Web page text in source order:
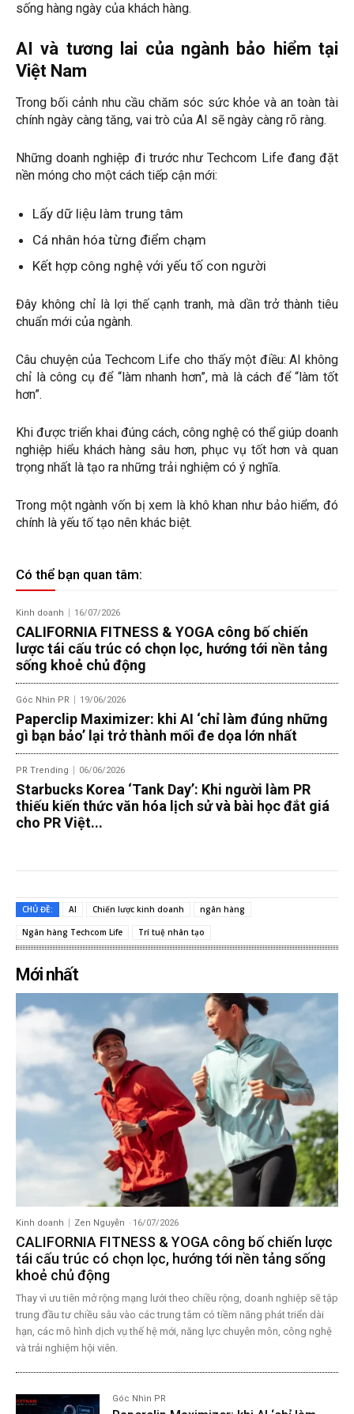
sống hàng ngày của khách hàng.
AI và tương lai của ngành bảo hiểm tại
Việt Nam
Trong bối cảnh nhu cầu chăm sóc sức khỏe và an toàn tài
chính ngày càng tăng, vai trò của AI sẽ ngày càng rõ ràng.
Những doanh nghiệp đi trước như Techcom Life đang đặt
nền móng cho một cách tiếp cận mới:
Lấy dữ liệu làm trung tâm
Cá nhân hóa từng điểm chạm
Kết hợp công nghệ với yếu tố con người
Đây không chỉ là lợi thế cạnh tranh, mà dần trở thành tiêu
chuẩn mới của ngành.
Câu chuyện của Techcom Life cho thấy một điều: AI không
chỉ là công cụ để “làm nhanh hơn”, mà là cách để “làm tốt
hơn”.
Khi được triển khai đúng cách, công nghệ có thể giúp doanh
nghiệp hiểu khách hàng sâu hơn, phục vụ tốt hơn và quan
trọng nhất là tạo ra những trải nghiệm có ý nghĩa.
Trong một ngành vốn bị xem là khô khan như bảo hiểm, đó
chính là yếu tố tạo nên khác biệt.
Có thể bạn quan tâm:
Kinh doanh 16/07/2026
CALIFORNIA FITNESS & YOGA công bố chiến
lược tái cấu trúc có chọn lọc, hướng tới nền tảng
sống khoẻ chủ động
Góc Nhìn PR 19/06/2026
Paperclip Maximizer: khi AI ‘chỉ làm đúng những
gì bạn bảo’ lại trở thành mối đe dọa lớn nhất
PR Trending 06/06/2026
Starbucks Korea ‘Tank Day’: Khi người làm PR
thiếu kiến thức văn hóa lịch sử và bài học đắt giá
cho PR Việt...
CHỦ ĐỀ: AI Chiến lược kinh doanh ngân hàng
Ngân hàng Techcom Life Trí tuệ nhân tạo
Mới nhất
Kinh doanh Zen Nguyễn - 16/07/2026
CALIFORNIA FITNESS & YOGA công bố chiến lược
tái cấu trúc có chọn lọc, hướng tới nền tảng sống
khoẻ chủ động
Thay vì ưu tiên mở rộng mạng lưới theo chiều rộng, doanh nghiệp sẽ tập
trung đầu tư chiều sâu vào các trung tâm có tiềm năng phát triển dài
hạn, các mô hình dịch vụ thế hệ mới, năng lực chuyên môn, công nghệ
và trải nghiệm hội viên.
Góc Nhìn PR